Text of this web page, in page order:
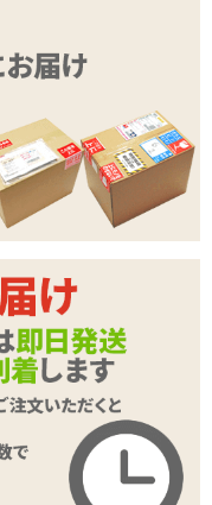
わりにエロいコスチュ
ィングドール」